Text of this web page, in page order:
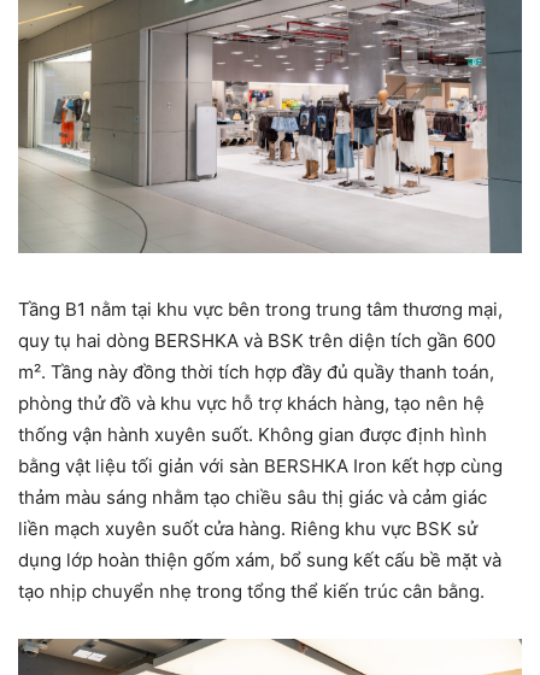
Tầng B1 nằm tại khu vực bên trong trung tâm thương mại,
quy tụ hai dòng BERSHKA và BSK trên diện tích gần 600
m². Tầng này đồng thời tích hợp đầy đủ quầy thanh toán,
phòng thử đồ và khu vực hỗ trợ khách hàng, tạo nên hệ
thống vận hành xuyên suốt. Không gian được định hình
bằng vật liệu tối giản với sàn BERSHKA Iron kết hợp cùng
thảm màu sáng nhằm tạo chiều sâu thị giác và cảm giác
liền mạch xuyên suốt cửa hàng. Riêng khu vực BSK sử
dụng lớp hoàn thiện gốm xám, bổ sung kết cấu bề mặt và
tạo nhịp chuyển nhẹ trong tổng thể kiến trúc cân bằng.